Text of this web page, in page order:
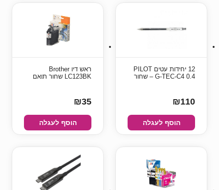
12 יחידות עטים PILOT
G-TEC-C4 0.4 – שחור
₪110
הוסף לעגלה
ראש דיו Brother
LC123BK שחור תואם
₪35
הוסף לעגלה